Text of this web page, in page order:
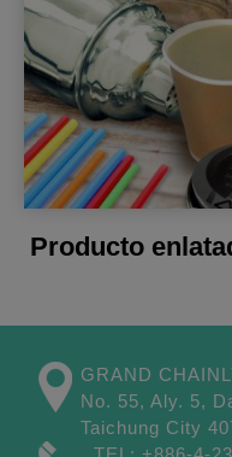
Producto
GRAND
No. 55, Aly. 5,
Taichung City